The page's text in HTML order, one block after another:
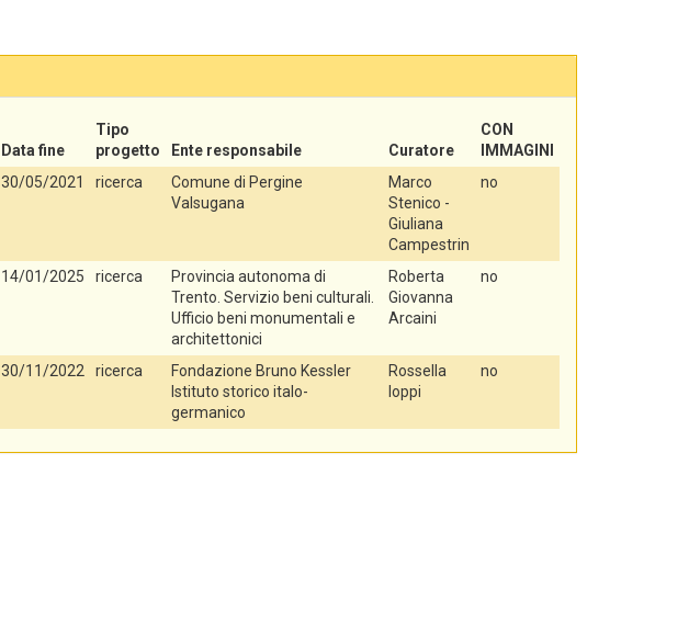
Data fine
Tipo
progetto
Ente responsabile Curatore
CON
IMMAGINI
30/05/2021 ricerca
Comune di Pergine
Valsugana
Marco
Stenico -
Giuliana
Campestrin
no
14/01/2025 ricerca
Provincia autonoma di
Trento. Servizio beni culturali.
Ufficio beni monumentali e
architettonici
Roberta
Giovanna
Arcaini
no
30/11/2022 ricerca
Fondazione Bruno Kessler
Istituto storico italo-
germanico
Rossella
Ioppi
no